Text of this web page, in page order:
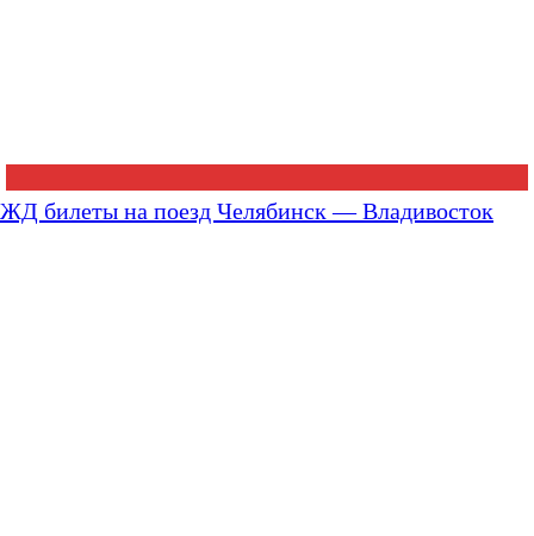
ЖД билеты на поезд Челябинск — Владивосток